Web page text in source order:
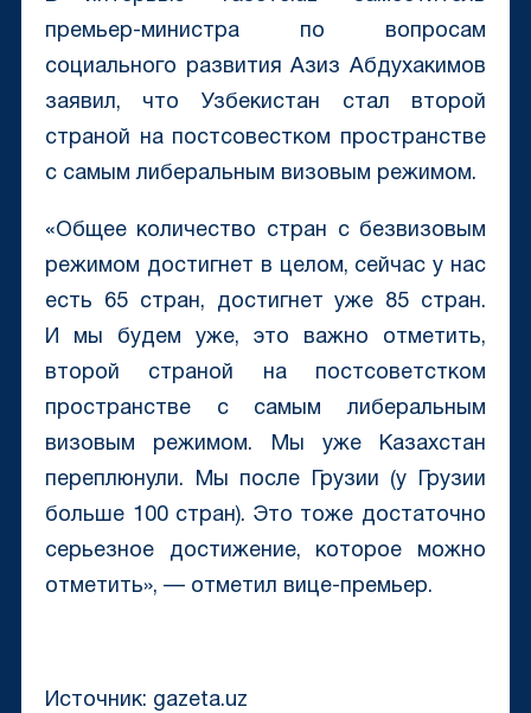
премьер-министра по вопросам
социального развития Азиз Абдухакимов
заявил, что Узбекистан стал второй
страной на постсовестком пространстве
с самым либеральным визовым режимом.
«Общее количество стран с безвизовым
режимом достигнет в целом, сейчас у нас
есть 65 стран, достигнет уже 85 стран.
И мы будем уже, это важно отметить,
второй страной на постсоветстком
пространстве с самым либеральным
визовым режимом. Мы уже Казахстан
переплюнули. Мы после Грузии (у Грузии
больше 100 стран). Это тоже достаточно
серьезное достижение, которое можно
отметить», — отметил вице-премьер.
Источник: gazeta.uz